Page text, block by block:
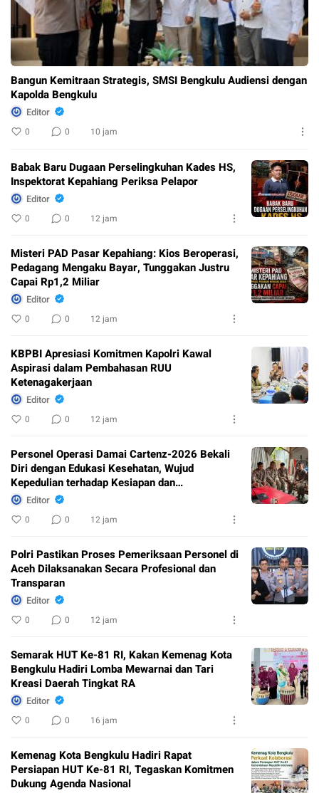
Bangun Kemitraan Strategis, SMSI Bengkulu Audiensi dengan
Kapolda Bengkulu
Editor
0 0 10 jam
Babak Baru Dugaan Perselingkuhan Kades HS,
Inspektorat Kepahiang Periksa Pelapor
Editor
0 0 12 jam
Misteri PAD Pasar Kepahiang: Kios Beroperasi,
Pedagang Mengaku Bayar, Tunggakan Justru
Capai Rp1,2 Miliar
Editor
0 0 12 jam
KBPBI Apresiasi Komitmen Kapolri Kawal
Aspirasi dalam Pembahasan RUU
Ketenagakerjaan
Editor
0 0 12 jam
Personel Operasi Damai Cartenz-2026 Bekali
Diri dengan Edukasi Kesehatan, Wujud
Kepedulian terhadap Kesiapan dan
Kesejahteraan Anggota
Editor
0 0 12 jam
Polri Pastikan Proses Pemeriksaan Personel di
Aceh Dilaksanakan Secara Profesional dan
Transparan
Editor
0 0 12 jam
Semarak HUT Ke-81 RI, Kakan Kemenag Kota
Bengkulu Hadiri Lomba Mewarnai dan Tari
Kreasi Daerah Tingkat RA
Editor
0 0 16 jam
Kemenag Kota Bengkulu Hadiri Rapat
Persiapan HUT Ke-81 RI, Tegaskan Komitmen
Dukung Agenda Nasional